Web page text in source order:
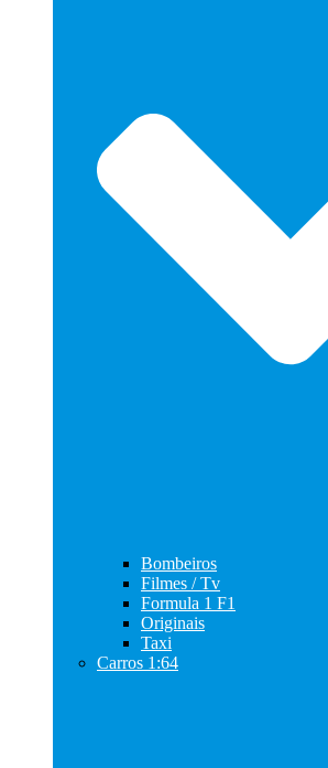
Bombeiros
Filmes / Tv
Formula 1 F1
Originais
Taxi
Carros 1:64